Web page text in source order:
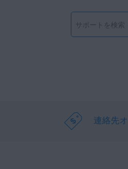
連絡先